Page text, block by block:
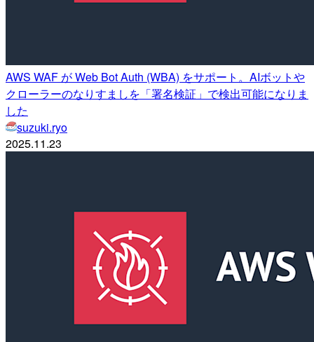
AWS WAF が Web Bot Auth (WBA) をサポート。AIボットや
クローラーのなりすましを「署名検証」で検出可能になりま
した
suzuki.ryo
2025.11.23